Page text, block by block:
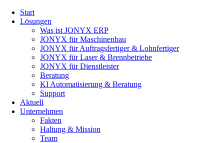
überspringen
Start
Lösungen
Was ist JONYX ERP
JONYX für Maschinenbau
JONYX für Auftragsfertiger & Lohnfertiger
JONYX für Laser & Brennbetriebe
JONYX für Dienstleister
Beratung
KI Automatisierung & Beratung
Support
Aktuell
Unternehmen
Fakten
Haltung & Mission
Team